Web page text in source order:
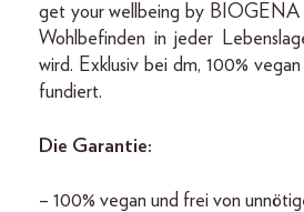
get your wellbeing by BIOGENA
Wohlbefinden in jeder
wird. Exklusiv bei dm, 100%
fundiert.
Die Garantie:
– 100% vegan und frei von